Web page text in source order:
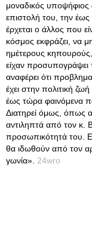
μοναδικός υποψήφιος
επιστολή του, την έως
έρχεται ο άλλος που
κόσμος εκφράζει, να
ημέτερους
είχαν
αναφέρει ότι
έχει στην πολιτική
έως τώρα φαινόμενα
Διατηρεί όμως, όπως
αντιληπτά από τον κ.
προσωπικότητά του.
θα ιδωθούν από τον
γωνία». 24wro